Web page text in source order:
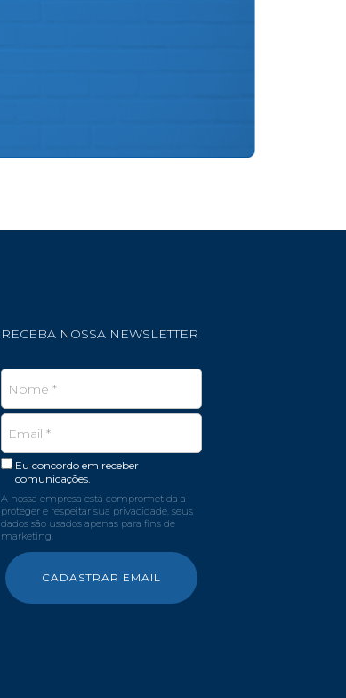
RECEBA NOSSA NEWSLETTER
Eu concordo em receber
comunicações.
A nossa empresa está comprometida a
proteger e respeitar sua privacidade, seus
dados são usados apenas para fins de
marketing.
CADASTRAR EMAIL